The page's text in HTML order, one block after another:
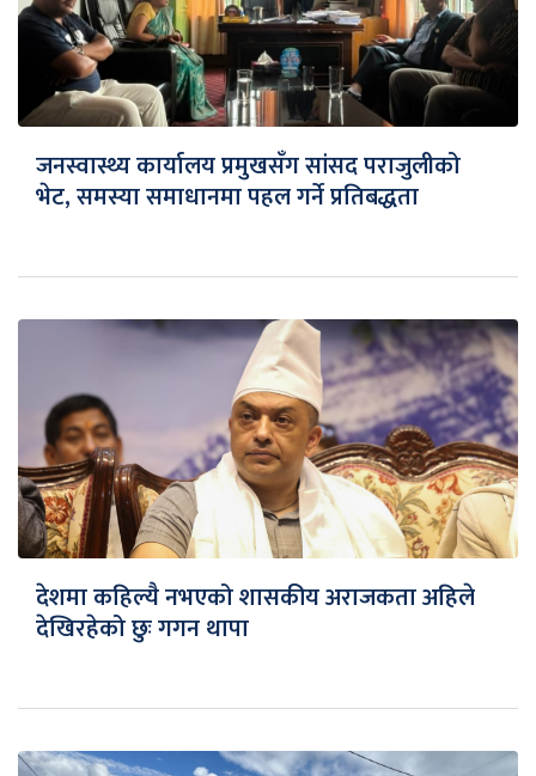
जनस्वास्थ्य कार्यालय प्रमुखसँग सांसद पराजुलीको
भेट, समस्या समाधानमा पहल गर्ने प्रतिबद्धता
देशमा कहिल्यै नभएको शासकीय अराजकता अहिले
देखिरहेको छुः गगन थापा